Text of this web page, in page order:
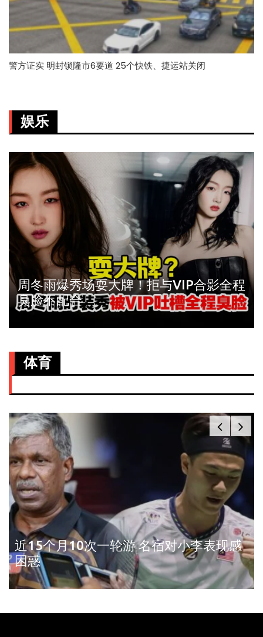
警方证实 明封锁隆市6要道 25个快铁、捷运站关闭
娱乐
周冬雨爆秀场耍大牌！拒与VIP合影全程
臭脸不配合
体育
近15个月10次一轮游 名宿对小李表现感
困惑